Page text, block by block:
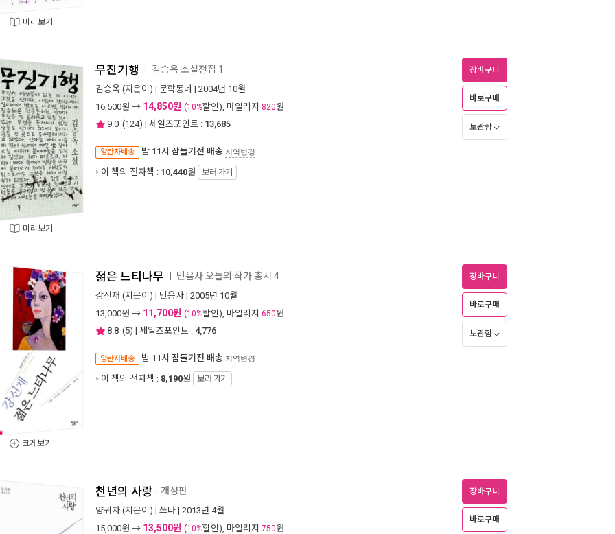
미리보기
미리보기
무진기행 김승옥 소설전집 1
김승옥 (지은이) | 문학동네 | 2004년 10월
16,500원 → 14,850원 (10%할인), 마일리지 820원
9.0 (124) | 세일즈포인트 : 13,685
양탄자배송 밤 11시 잠들기전 배송 지역변경
이 책의 전자책 : 10,440원 보러 가기
장바구니
바로구매
보관함
크게보기
젊은 느티나무 민음사 오늘의 작가 총서 4
강신재 (지은이) | 민음사 | 2005년 10월
13,000원 → 11,700원 (10%할인), 마일리지 650원
8.8 (5) | 세일즈포인트 : 4,776
양탄자배송 밤 11시 잠들기전 배송 지역변경
이 책의 전자책 : 8,190원 보러 가기
장바구니
바로구매
보관함
천년의 사랑 - 개정판
양귀자 (지은이) | 쓰다 | 2013년 4월
15,000원 → 13,500원 (10%할인), 마일리지 750원
장바구니
바로구매